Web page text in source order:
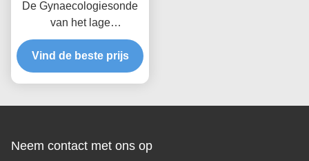
De Gynaecologiesonde
van het lage
Temperatuurplasma, de
Gesteriliseerde
Chirurgische
Vind de beste prijs
Neem contact met ons op